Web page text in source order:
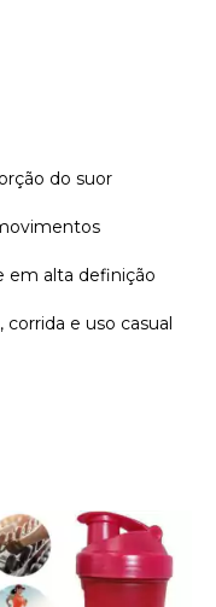
do suor
em alta definição
e uso casual